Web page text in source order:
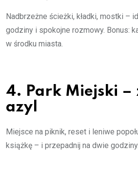
Nadbrzeżne ścieżki, kładki, mostki –
godziny i spokojne rozmowy. Bonus:
w środku miasta.
4. Park Miejski –
azyl
Miejsce na piknik, reset i leniwe
książkę – i przepadnij na dwie godziny.